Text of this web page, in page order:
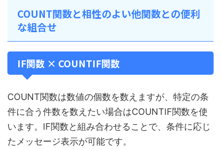
COUNT関数と相性のよい他関数との便利
な組合せ
IF関数 × COUNTIF関数
COUNT関数は数値の個数を数えますが、特定の条
件に合う件数を数えたい場合はCOUNTIF関数を使
います。IF関数と組み合わせることで、条件に応じ
たメッセージ表示が可能です。